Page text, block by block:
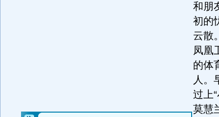
和朋
初的
云散
凤凰
的体
人。
过上
莫慧